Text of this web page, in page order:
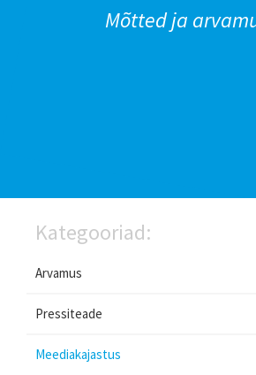
Mõtted ja
Kategooriad:
Arvamus
Pressiteade
Meediakajastus